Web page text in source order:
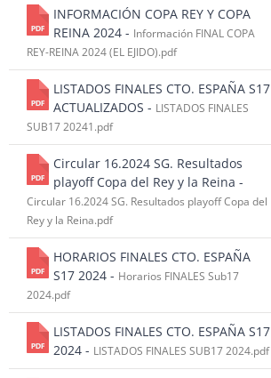
INFORMACIÓN COPA REY Y COPA
REINA 2024 - Información FINAL COPA
REY-REINA 2024 (EL EJIDO).pdf
LISTADOS FINALES CTO. ESPAÑA S17
ACTUALIZADOS - LISTADOS FINALES
SUB17 20241.pdf
Circular 16.2024 SG. Resultados
playoff Copa del Rey y la Reina -
Circular 16.2024 SG. Resultados playoff Copa del
Rey y la Reina.pdf
HORARIOS FINALES CTO. ESPAÑA
S17 2024 - Horarios FINALES Sub17
2024.pdf
LISTADOS FINALES CTO. ESPAÑA S17
2024 - LISTADOS FINALES SUB17 2024.pdf